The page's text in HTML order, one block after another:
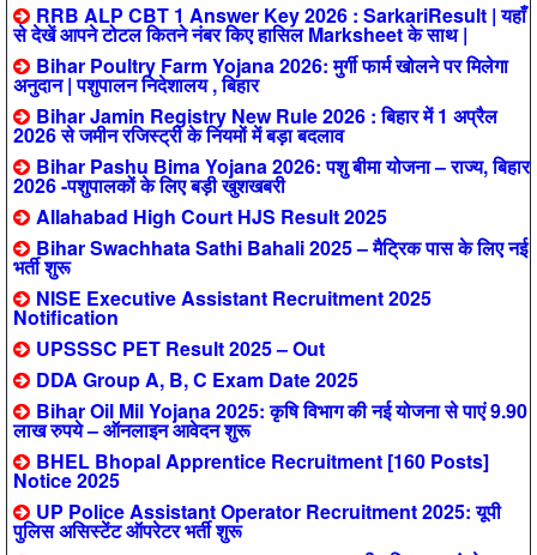
RRB ALP CBT 1 Answer Key 2026 : SarkariResult | यहाँ
से देखें आपने टोटल कितने नंबर किए हासिल Marksheet के साथ |
Bihar Poultry Farm Yojana 2026: मुर्गी फार्म खोलने पर मिलेगा
अनुदान | पशुपालन निदेशालय , बिहार
Bihar Jamin Registry New Rule 2026 : बिहार में 1 अप्रैल
2026 से जमीन रजिस्ट्री के नियमों में बड़ा बदलाव
Bihar Pashu Bima Yojana 2026: पशु बीमा योजना – राज्य, बिहार
2026 -पशुपालकों के लिए बड़ी खुशखबरी
Allahabad High Court HJS Result 2025
Bihar Swachhata Sathi Bahali 2025 – मैट्रिक पास के लिए नई
भर्ती शुरू
NISE Executive Assistant Recruitment 2025
Notification
UPSSSC PET Result 2025 – Out
DDA Group A, B, C Exam Date 2025
Bihar Oil Mil Yojana 2025: कृषि विभाग की नई योजना से पाएं 9.90
लाख रुपये – ऑनलाइन आवेदन शुरू
BHEL Bhopal Apprentice Recruitment [160 Posts]
Notice 2025
UP Police Assistant Operator Recruitment 2025: यूपी
पुलिस असिस्टेंट ऑपरेटर भर्ती शुरू